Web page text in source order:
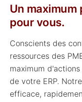
Un maximum
pour vous.
Conscients des
ressources des
maximum
de votre ERP.
efficace,